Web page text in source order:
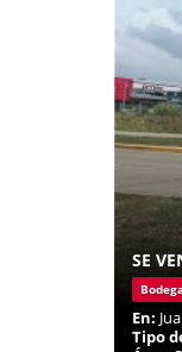
SE
En:
Tipo